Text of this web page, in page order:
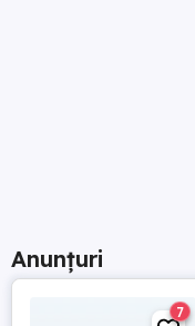
Anunțuri
7